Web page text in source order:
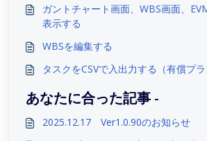
ガントチャート画面、WBS画面、
表示する
WBSを編集する
タスクをCSVで入出力する（有償プラ
あなたに合った記事 -
2025.12.17 Ver1.0.90のお知らせ